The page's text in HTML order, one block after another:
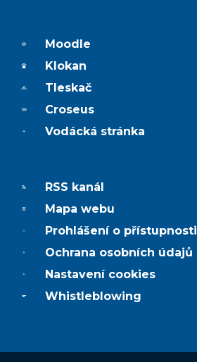
Moodle
Klokan
Tleskač
Croseus
Vodácká stránka
RSS kanál
Mapa webu
Prohlášení o přístupnosti
Ochrana osobních údajů
Nastavení cookies
Whistleblowing